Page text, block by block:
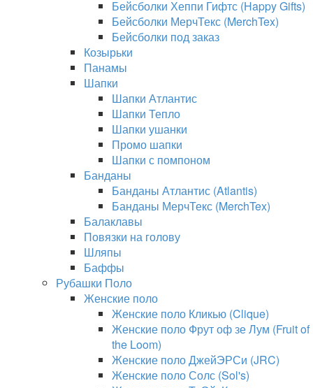
Бейсболки Хеппи Гифтс (Happy Gifts)
Бейсболки МерчТекс (MerchTex)
Бейсболки под заказ
Козырьки
Панамы
Шапки
Шапки Атлантис
Шапки Тепло
Шапки ушанки
Промо шапки
Шапки с помпоном
Банданы
Банданы Атлантис (Atlantis)
Банданы МерчТекс (MerchTex)
Балаклавы
Повязки на голову
Шляпы
Баффы
Рубашки Поло
Женские поло
Женские поло Кликью (Clique)
Женские поло Фрут оф зе Лум (Fruit of
the Loom)
Женские поло ДжейЭРСи (JRC)
Женские поло Солс (Sol's)